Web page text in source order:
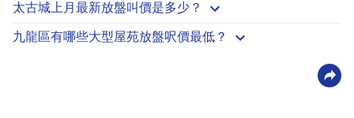
太古城上月最新放盤叫價是多少？
九龍區有哪些大型屋苑放盤呎價最低？